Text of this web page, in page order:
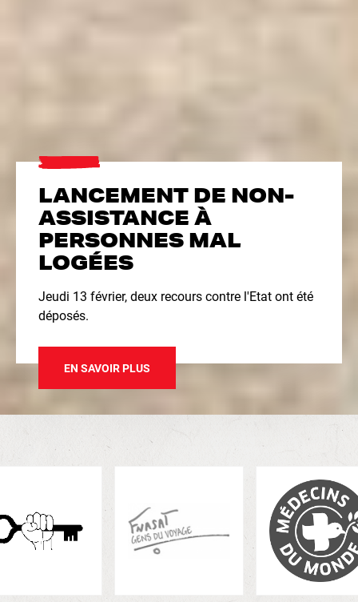
LANCEMENT DE NON-
ASSISTANCE À
PERSONNES MAL
LOGÉES
Jeudi 13 février, deux recours contre l'Etat ont été
déposés.
EN SAVOIR PLUS